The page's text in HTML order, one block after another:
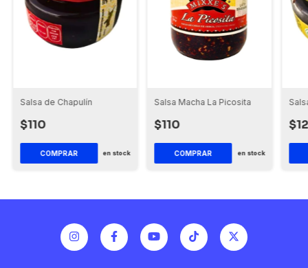
Salsa de Chapulín
$110
en stock
Salsa Macha La Picosita
$110
en stock